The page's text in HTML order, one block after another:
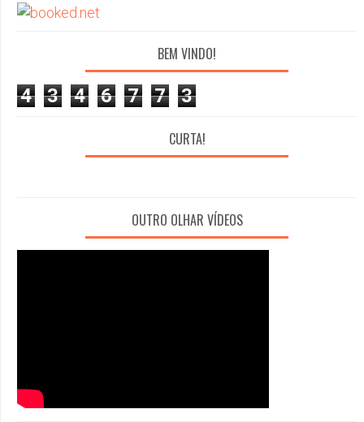
BEM VINDO!
4 3 4 6 7 7 3
CURTA!
OUTRO OLHAR VÍDEOS